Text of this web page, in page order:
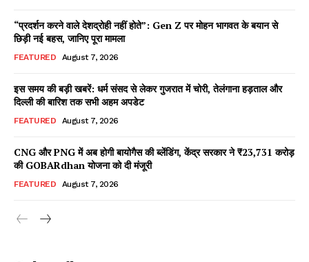
Facebook
X WhatsApp
Share
Read Latest News on AIN
“प्रदर्शन करने वाले देशद्रोही नहीं होते”: Gen Z पर मोहन भागवत के बयान से
छिड़ी नई बहस, जानिए पूरा मामला
FEATURED August 7, 2026
इस समय की बड़ी खबरें: धर्म संसद से लेकर गुजरात में चोरी, तेलंगाना हड़ताल और
दिल्ली की बारिश तक सभी अहम अपडेट
FEATURED August 7, 2026
CNG और PNG में अब होगी बायोगैस की ब्लेंडिंग, केंद्र सरकार ने ₹23,731 करोड़
की GOBARdhan योजना को दी मंजूरी
FEATURED August 7, 2026